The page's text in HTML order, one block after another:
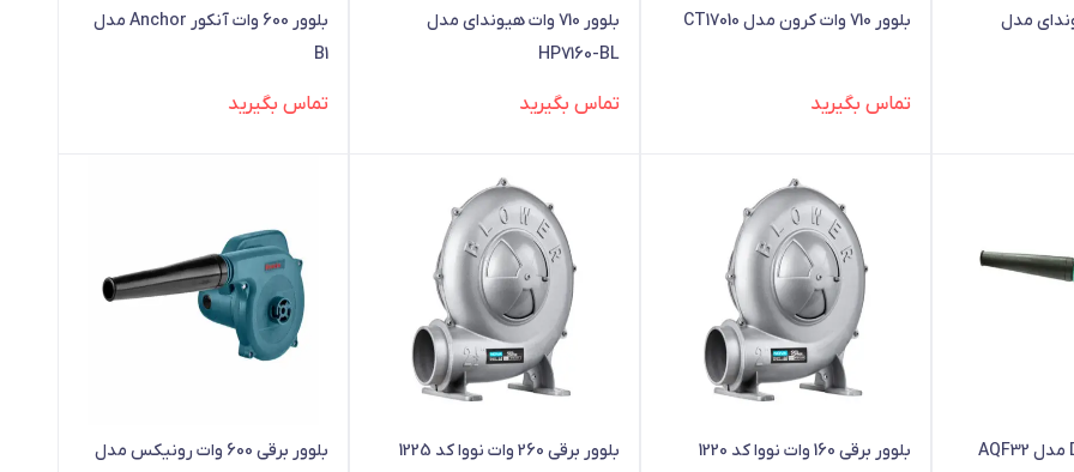
هیوندای مدل
بلوور 710 وات کرون مدل CT17010
تماس بگیرید
بلوور 710 وات هیوندای مدل
HP7160-BL
تماس بگیرید
بلوور 600 وات آنکور Anchor مدل
B1
تماس بگیرید
بلوور برقی 160 وات نووا کد 1220 بلوور برقی 260 وات نووا کد 1225
بلوور برقی 600 وات رونیکس مدل